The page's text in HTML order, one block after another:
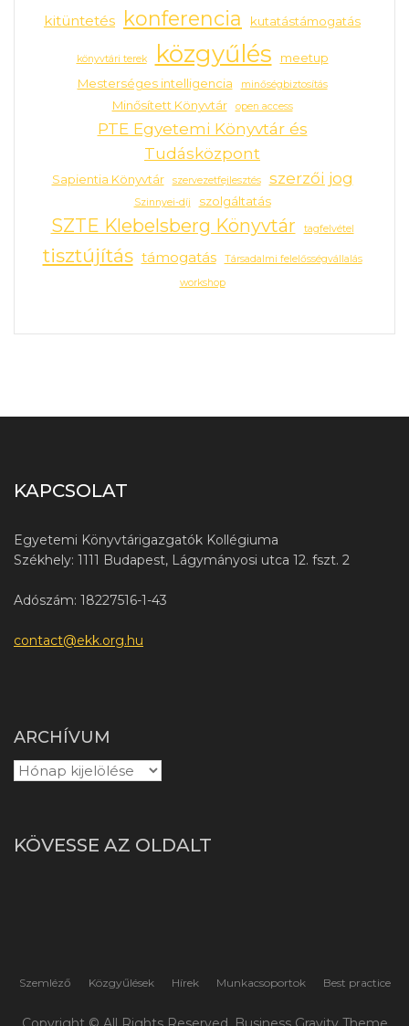
kitüntetés konferencia kutatástámogatás
könyvtári terek közgyűlés
meetup
Mesterséges intelligencia
minőségbiztosítás
Minősített Könyvtár open access
PTE Egyetemi Könyvtár és
Tudásközpont
Sapientia Könyvtár szervezetfejlesztés szerzői jog
Szinnyei-díj szolgáltatás
SZTE Klebelsberg Könyvtár tagfelvétel
tisztújítás támogatás
Társadalmi felelősségvállalás
workshop
KAPCSOLAT
Egyetemi Könyvtárigazgatók Kollégiuma
Székhely: 1111 Budapest, Lágymányosi utca 12. fszt. 2
Adószám: 18227516-1-43
contact@ekk.org.hu
ARCHÍVUM
KÖVESSE AZ OLDALT
Szemléző Közgyűlések Hírek Munkacsoportok Best practice